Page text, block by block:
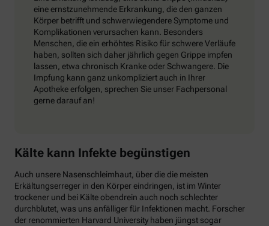
eine ernstzunehmende Erkrankung, die den ganzen
Körper betrifft und schwerwiegendere Symptome und
Komplikationen verursachen kann. Besonders
Menschen, die ein erhöhtes Risiko für schwere Verläufe
haben, sollten sich daher jährlich gegen Grippe impfen
lassen, etwa chronisch Kranke oder Schwangere. Die
Impfung kann ganz unkompliziert auch in Ihrer
Apotheke erfolgen, sprechen Sie unser Fachpersonal
gerne darauf an!
Kälte kann Infekte begünstigen
Auch unsere Nasenschleimhaut, über die die meisten
Erkältungserreger in den Körper eindringen, ist im Winter
trockener und bei Kälte obendrein auch noch schlechter
durchblutet, was uns anfälliger für Infektionen macht. Forscher
der renommierten Harvard University haben jüngst sogar